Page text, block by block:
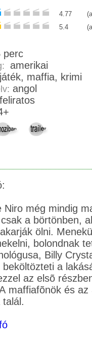
4.77
5.4
95 perc
amerikai
vígjáték, maffia, krimi
angol
feliratos
Niro még mindig
csak a börtönben,
ölni.
bolondnak
Billy
beköltözteti a
az elsõ
maffiafõnök és